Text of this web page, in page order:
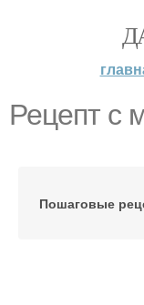
Рецепт с
Пошаговые